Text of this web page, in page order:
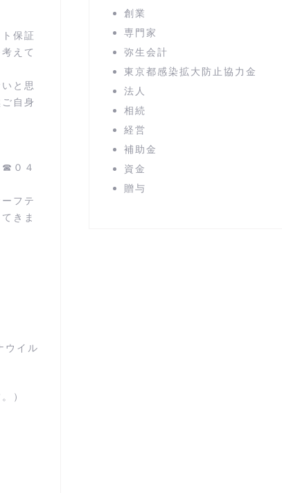
保証
えて
と思
自身
☎０４
フテ
きま
ウイル
）
創業
専門家
弥生会計
東京都感染拡大防止協力金
法人
相続
経営
補助金
資金
贈与